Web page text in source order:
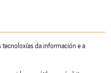
tecnoloxías da información e a